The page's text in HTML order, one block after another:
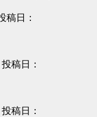
稿日：
投稿日：
投稿日：